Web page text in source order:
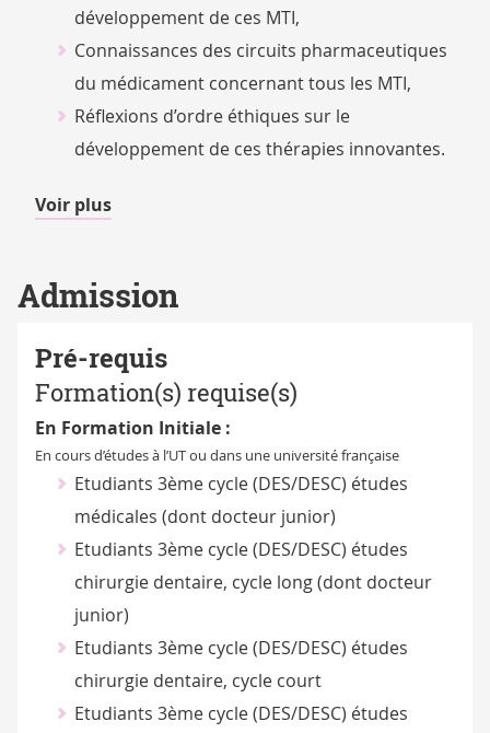
développement de ces MTI,
Connaissances des circuits pharmaceutiques
du médicament concernant tous les MTI,
Réflexions d’ordre éthiques sur le
développement de ces thérapies innovantes.
Voir plusde
Admission
Pré-requis
Formation(s) requise(s)
En Formation Initiale :
En cours d’études à l’UT ou dans une université française
Etudiants 3ème cycle (DES/DESC) études
médicales (dont docteur junior)
Etudiants 3ème cycle (DES/DESC) études
chirurgie dentaire, cycle long (dont docteur
junior)
Etudiants 3ème cycle (DES/DESC) études
chirurgie dentaire, cycle court
Etudiants 3ème cycle (DES/DESC) études